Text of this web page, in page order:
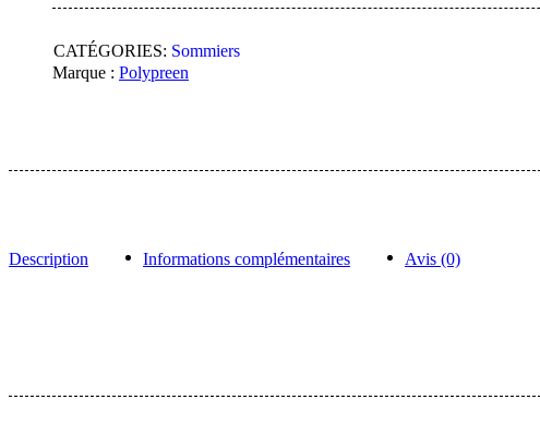
Fixe
CATÉGORIES: Sommiers
Marque : Polypreen
Description Informations complémentaires Avis (0)